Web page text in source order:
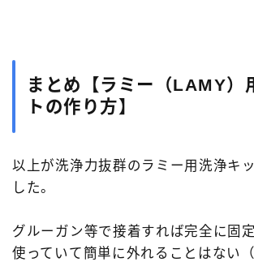
まとめ【ラミー（LAMY）
トの作り方】
以上が洗浄力抜群のラミー用洗浄キ
した。
グルーガン等で接着すれば完全に固
使っていて簡単に外れることはない